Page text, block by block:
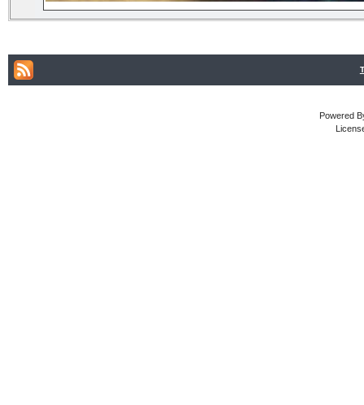
Powered